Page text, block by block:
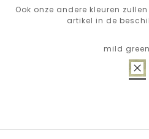
Ook onze andere kleuren
artikel in de
mild